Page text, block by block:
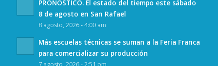
PRONÓSTICO. El estado del tiempo este sábado
8 de agosto en San Rafael
8 agosto, 2026 - 4:00 am
Más escuelas técnicas se suman a la Feria Franca
para comercializar su producción